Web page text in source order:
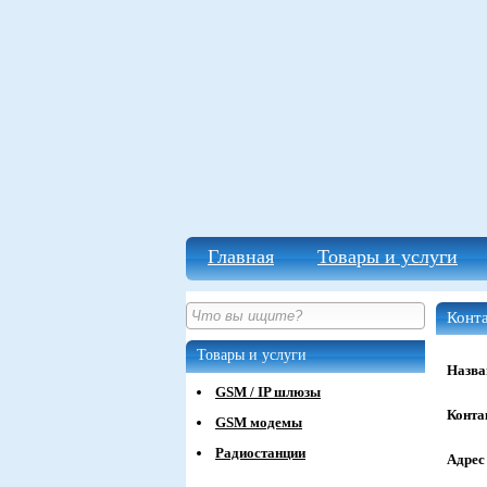
Главная Товары и услуги
Товары и услуги
GSM / IP шлюзы
GSM модемы
Радиостанции
Адрес